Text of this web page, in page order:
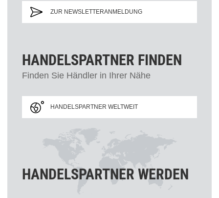
ZUR NEWSLETTERANMELDUNG
HANDELSPARTNER FINDEN
Finden Sie Händler in Ihrer Nähe
HANDELSPARTNER WELTWEIT
HANDELSPARTNER WERDEN